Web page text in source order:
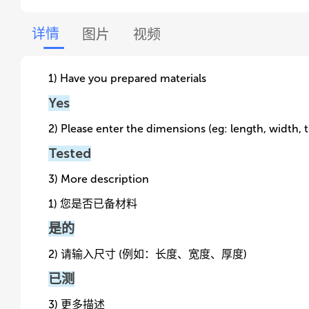
详情 图片 视频
1) Have you prepared materials
Yes
2) Please enter the dimensions (eg: length, width,
Tested
3) More description
1) 您是否已备材料
是的
2) 请输入尺寸 (例如：长度、宽度、厚度)
已测
3) 更多描述